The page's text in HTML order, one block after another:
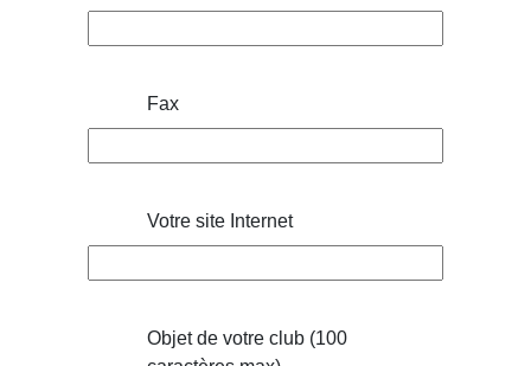
Fax
Votre site Internet
Objet de votre club (100